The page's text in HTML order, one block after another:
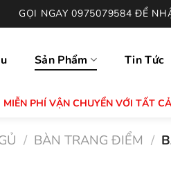
GỌI NGAY 0975079584 ĐỂ
Sản Phẩm Tin Tức
MIỄN PHÍ VẬN CHUYỂN VỚI TẤT
/ BÀN TRANG ĐIỂM /